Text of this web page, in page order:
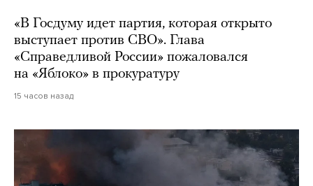
«В Госдуму идет партия, которая открыто
выступает против СВО». Глава
«Справедливой России» пожаловался
на «Яблоко» в прокуратуру
15 часов назад